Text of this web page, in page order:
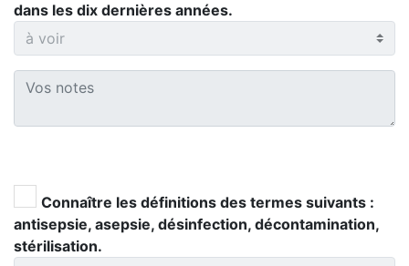
dans les dix dernières années.
Connaître les définitions des termes suivants :
antisepsie, asepsie, désinfection, décontamination,
stérilisation.